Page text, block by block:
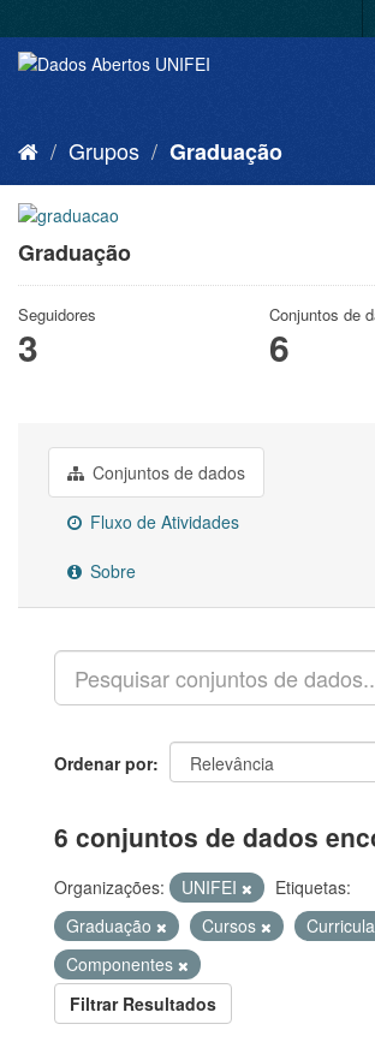
Grupos Graduação
Graduação
Seguidores
3
Conjuntos de
6
Conjuntos de dados
Fluxo de Atividades
Sobre
Ordenar por
6 conjuntos de dados
Organizações: UNIFEI
Etiquetas:
Graduação
Cursos
Componentes
Filtrar Resultados